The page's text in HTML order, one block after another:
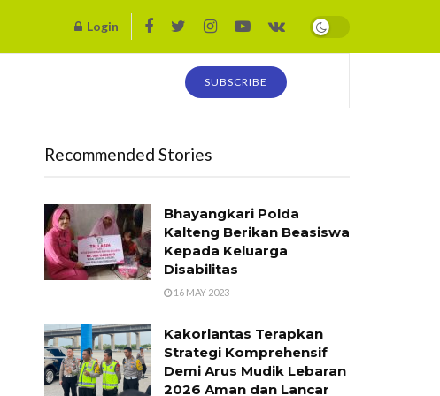
Login
SUBSCRIBE
Recommended Stories
Bhayangkari Polda
Kalteng Berikan Beasiswa
Kepada Keluarga
Disabilitas
16 MAY 2023
Kakorlantas Terapkan
Strategi Komprehensif
Demi Arus Mudik Lebaran
2026 Aman dan Lancar